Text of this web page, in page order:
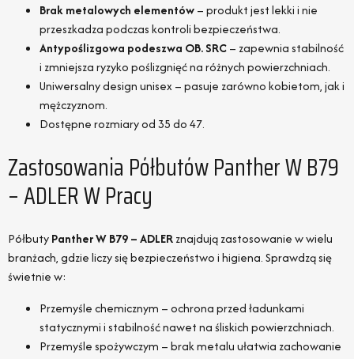
Brak metalowych elementów– produkt jest lekki i nie
przeszkadza podczas kontroli bezpieczeństwa.
Antypoślizgowa podeszwa OB. SRC– zapewnia stabilność
i zmniejsza ryzyko poślizgnięć na różnych powierzchniach.
Uniwersalny design unisex – pasuje zarówno kobietom, jak i
mężczyznom.
Dostępne rozmiary od 35 do 47.
Zastosowania Półbutów Panther W B79
– ADLER W Pracy
PółbutyPanther W B79 – ADLERznajdują zastosowanie w wielu
branżach, gdzie liczy się bezpieczeństwo i higiena. Sprawdzą się
świetnie w:
Przemyśle chemicznym – ochrona przed ładunkami
statycznymi i stabilność nawet na śliskich powierzchniach.
Przemyśle spożywczym – brak metalu ułatwia zachowanie